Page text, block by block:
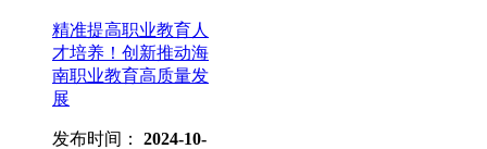
精准提高职业教育人
才培养！创新推动海
南职业教育高质量发
展
发布时间： 2024-10-